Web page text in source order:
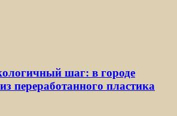
шаг: в городе
переработанного пластика